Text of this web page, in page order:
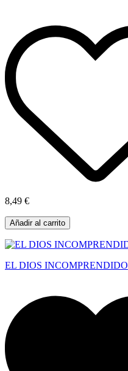
8,49 €
Añadir al carrito
EL DIOS INCOMPRENDIDO